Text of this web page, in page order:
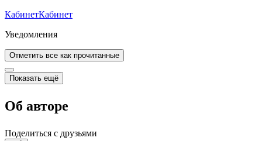
КабинетКабинет
Уведомления
Отметить все как прочитанные
Показать ещё
Об авторе
Поделиться с друзьями